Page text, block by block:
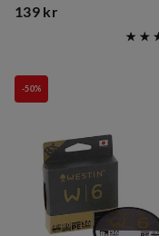
139 kr
-50%